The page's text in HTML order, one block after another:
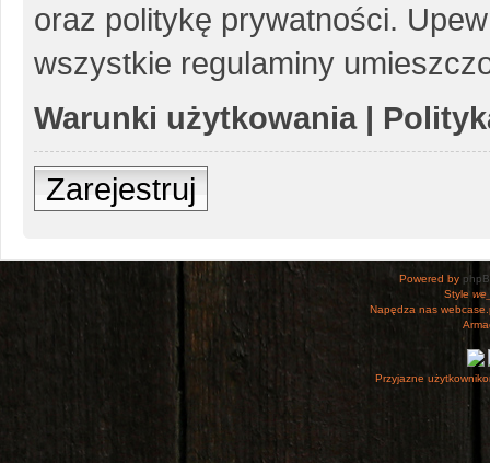
oraz politykę prywatności.
wszystkie regulaminy
Warunki użytkowania|
Zarejestruj
Powered by
Style
Napędza nas
Przyjazne